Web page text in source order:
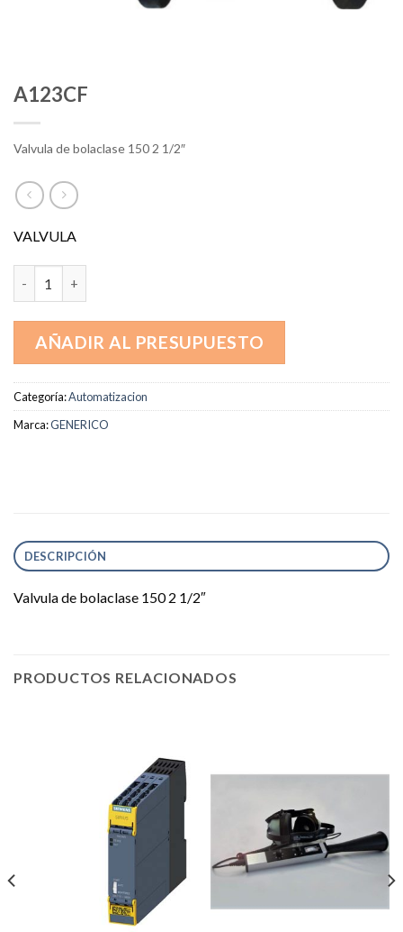
A123CF
Valvula de bolaclase 150 2 1/2″
VALVULA
AÑADIR AL PRESUPUESTO
Categoría:Automatizacion
Marca:GENERICO
DESCRIPCIÓN
Valvula de bolaclase 150 2 1/2″
PRODUCTOS RELACIONADOS